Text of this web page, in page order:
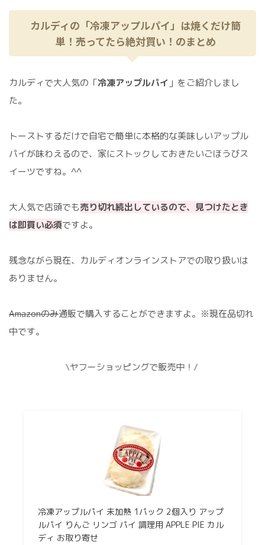
カルディの「冷凍アップルパイ」は焼くだけ簡
単！売ってたら絶対買い！のまとめ
カルディで大人気の「冷凍アップルパイ 」をご紹介しまし
た。
トーストするだけで自宅で簡単に本格的な美味しいアップル
パイが味わえるので、家にストックしておきたいごほうびス
イーツですね。^^
大人気で店頭でも売り切れ続出しているので、見つけたとき
は即買い必須ですよ。
残念ながら現在、カルディオンラインストアでの取り扱いは
ありません。
Amazonのみ通販で購入することができますよ。※現在品切れ
中です。
\ヤフーショッピングで販売中！/
冷凍アップルパイ 未加熱 1パック 2個入り アップ
ルパイ りんご リンゴ パイ 調理用 APPLE PIE カル
ディ お取り寄せ